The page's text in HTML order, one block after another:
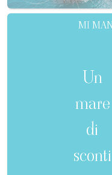
MI
Un
mare
di
sconti